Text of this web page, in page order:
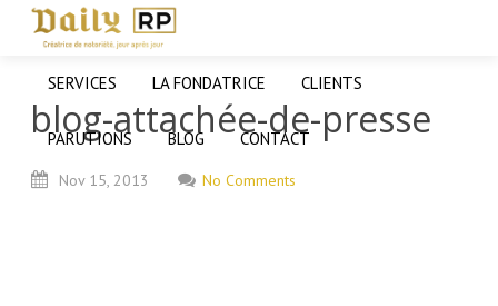
SERVICES LA FONDATRICE CLIENTS
PARUTIONS BLOG CONTACT
blog-attachée-de-presse
Nov 15, 2013 No Comments